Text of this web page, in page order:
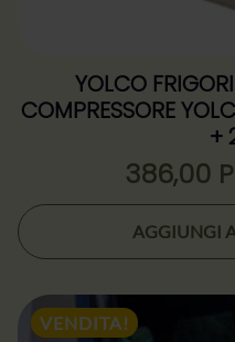
YOLCO
COMPRESSORE
+
386,00
AGGIUNGI
VENDITA!